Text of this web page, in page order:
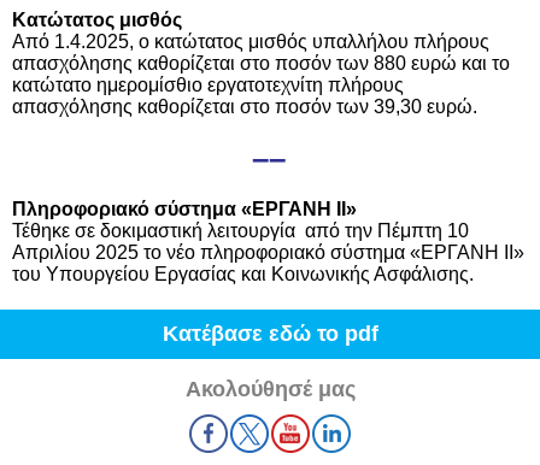
Κατώτατος μισθός
Από 1.4.2025, ο κατώτατος μισθός υπαλλήλου πλήρους
απασχόλησης καθορίζεται στο ποσόν των 880 ευρώ και το
κατώτατο ημερομίσθιο εργατοτεχνίτη πλήρους
απασχόλησης καθορίζεται στο ποσόν των 39,30 ευρώ.
––
Πληροφοριακό σύστημα «ΕΡΓΑΝΗ ΙΙ»
Τέθηκε σε δοκιμαστική λειτουργία από την Πέμπτη 10
Απριλίου 2025 το νέο πληροφοριακό σύστημα «ΕΡΓΑΝΗ ΙΙ»
του Υπουργείου Εργασίας και Κοινωνικής Ασφάλισης.
Κατέβασε εδώ το pdf
Ακολούθησέ μας